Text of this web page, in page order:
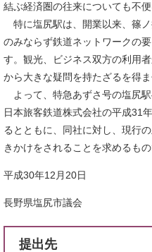
結ぶ経済圏の往来についても不便
特に塩尻駅は、開業以来、篠
のみならず鉄道ネットワークの
す。観光、ビジネス双方の利用
から大きな疑問を持たざるを得ま
よって、特急あずさ号の塩尻
日本旅客鉄道株式会社の平成31
るとともに、同社に対し、現行
きかけをされることを求めるもの
平成30年12月20日
長野県塩尻市議会
提出先